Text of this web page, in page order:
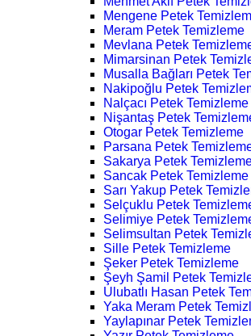
Mengene Petek
Meram Petek Temizleme
Mevlana Petek
Mimarsinan Petek
Musalla Bağları Petek
Nakipoğlu Petek
Nalçacı Petek Temizleme
Nişantaş Petek
Otogar Petek Temizleme
Parsana Petek
Sakarya Petek
Sancak Petek Temizleme
Sarı Yakup Petek
Selçuklu Petek
Selimiye Petek
Selimsultan Petek
Sille Petek Temizleme
Şeker Petek Temizleme
Şeyh Şamil Petek
Ulubatlı Hasan Petek
Yaka Meram Petek
Yaylapınar Petek